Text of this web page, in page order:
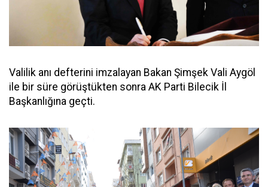
Valilik anı defterini imzalayan Bakan Şimşek Vali Aygöl
ile bir süre görüştükten sonra AK Parti Bilecik İl
Başkanlığına geçti.